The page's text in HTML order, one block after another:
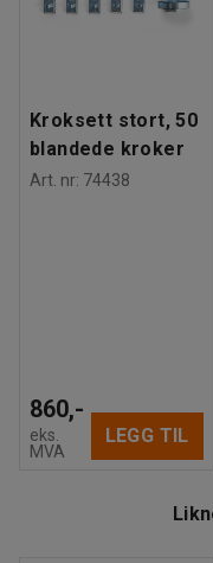
Kroksett stort, 50
blandede kroker
Art. nr: 74438
860,-
eks.
MVA
LEGG TIL